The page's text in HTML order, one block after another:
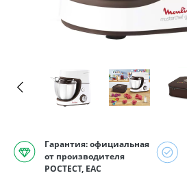
Гарантия: официальная
от производителя
РОСТЕСТ, EAC